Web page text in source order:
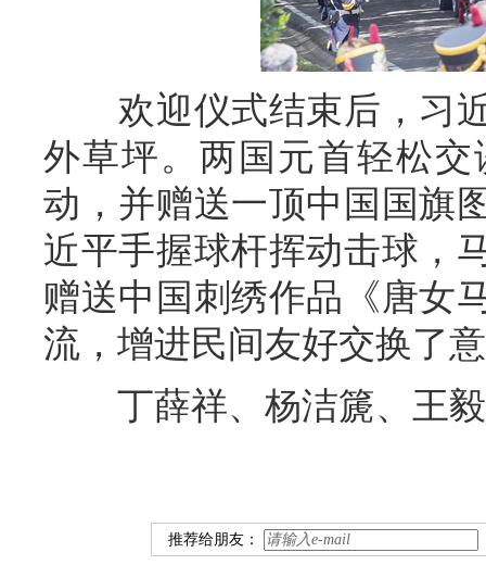
欢迎仪式结束后，习近
外草坪。两国元首轻松
动，并赠送一顶中国国旗
近平手握球杆挥动击球，
赠送中国刺绣作品《唐女
流，增进民间友好交换了
丁薛祥、杨洁篪、王毅
推荐给朋友：